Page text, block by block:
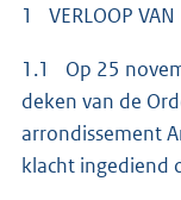
1 VERLOOP VAN
1.1 Op 25
deken van de
arrondissement
klacht ingediend